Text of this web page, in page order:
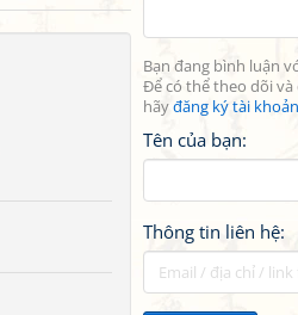
Bạn đang bình luận
Để có thể theo dõi
hãyđăng ký tài khoản
Tên của bạn:
Thông tin liên hệ: